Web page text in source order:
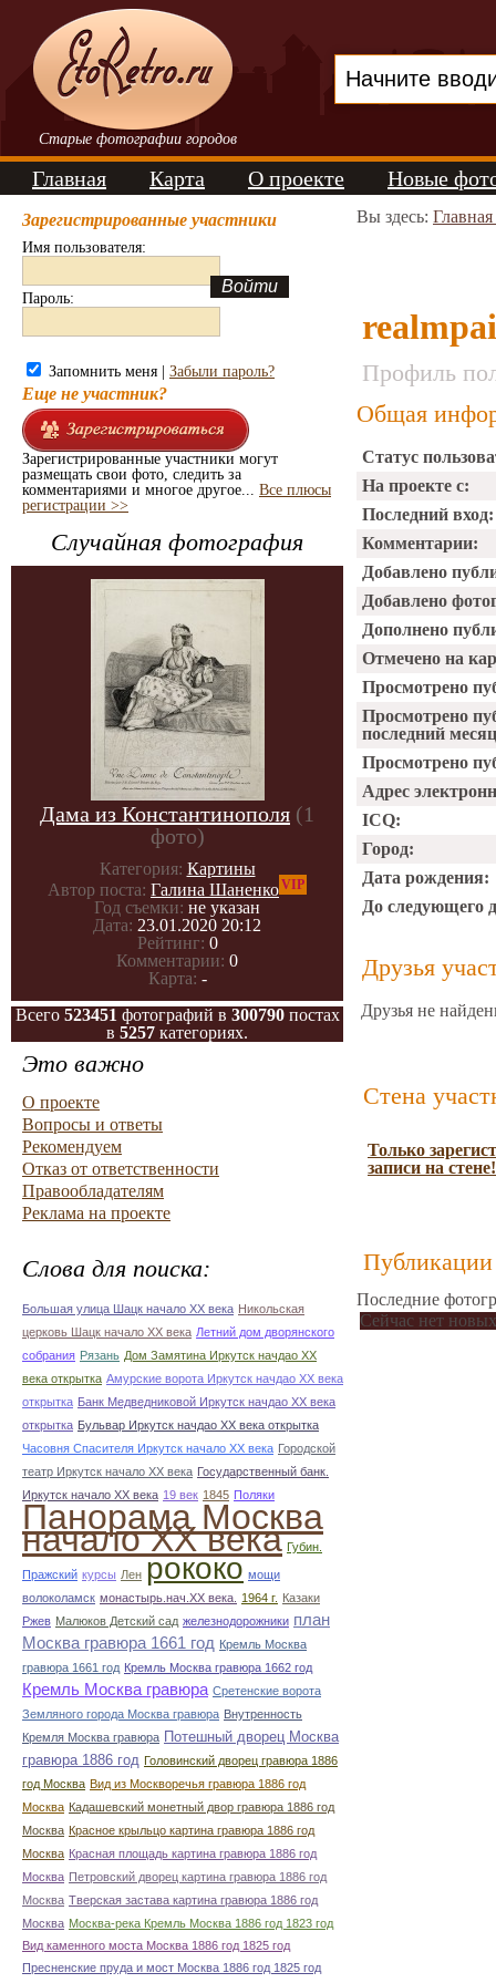
Старые фотографии городов
Главная Карта О проекте Новые
Зарегистрированные участники
Имя пользователя:
Пароль:
Запомнить меня | Забыли пароль?
Еще не участник?
Зарегистрированные участники могут
размещать свои фото, следить за
комментариями и многое другое... Все плюсы
регистрации >>
Случайная фотография
Дама из Константинополя (1
фото)
Категория: Картины
Автор поста: Галина ШаненкоVIP
Год съемки: не указан
Дата: 23.01.2020 20:12
Рейтинг: 0
Комментарии: 0
Карта: -
Всего 523451 фотографий в 300790постах
в 5257 категориях.
Это важно
О проекте
Вопросы и ответы
Рекомендуем
Отказ от ответственности
Правообладателям
Реклама на проекте
Слова для поиска:
Большая улица Шацк начало ХХ века Никольская
церковь Шацк начало ХХ века Летний дом дворянского
собрания Рязань Дом Замятина Иркутск начдао ХХ
века открытка Амурские ворота Иркутск начдао ХХ века
открытка Банк Медведниковой Иркутск начдао ХХ века
открытка Бульвар Иркутск начдао ХХ века открытка
Часовня Спасителя Иркутск начало ХХ века Городской
театр Иркутск начало ХХ века Государственный банк.
Иркутск начало ХХ века 19 век 1845 Поляки
Панорама Москва
начало ХХ века Губин.
Пражский курсы Лен рококо мощи
волоколамск монастырь.нач.ХХ века. 1964 г. Казаки
Ржев Малюков Детский сад железнодорожники план
Москва гравюра 1661 год Кремль Москва
гравюра 1661 год Кремль Москва гравюра 1662 год
Кремль Москва гравюра Сретенские ворота
Земляного города Москва гравюра Внутренность
Кремля Москва гравюра Потешный дворец Москва
гравюра 1886 год Головинский дворец гравюра 1886
год Москва Вид из Москворечья гравюра 1886 год
Москва Кадашевский монетный двор гравюра 1886 год
Москва Красное крыльцо картина гравюра 1886 год
Москва Красная площадь картина гравюра 1886 год
Москва Петровский дворец картина гравюра 1886 год
Москва Тверская застава картина гравюра 1886 год
Москва Москва-река Кремль Москва 1886 год 1823 год
Вид каменного моста Москва 1886 год 1825 год
Пресненские пруда и мост Москва 1886 год 1825 год
Вы здесь:
Профиль
Общая
Статус
На проекте с:
Последний вход:
Комментарии:
Добавлено
Добавлено
Дополнено
Отмечено на
Просмотрено
Просмотрено
последний
Просмотрено
Адрес
ICQ:
Город:
Дата рождения:
До следующего
Друзья
Друзья не
Стена
Только
записи на стене!
Публикации
Последние
Сейчас нет